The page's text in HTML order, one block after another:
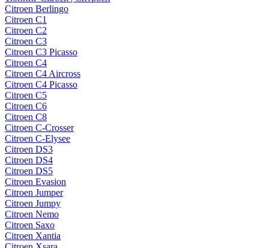
Citroen Berlingo
Citroen C1
Citroen C2
Citroen C3
Citroen C3 Picasso
Citroen C4
Citroen C4 Aircross
Citroen C4 Picasso
Citroen C5
Citroen C6
Citroen C8
Citroen C-Crosser
Citroen C-Elysee
Citroen DS3
Citroen DS4
Citroen DS5
Citroen Evasion
Citroen Jumper
Citroen Jumpy
Citroen Nemo
Citroen Saxo
Citroen Xantia